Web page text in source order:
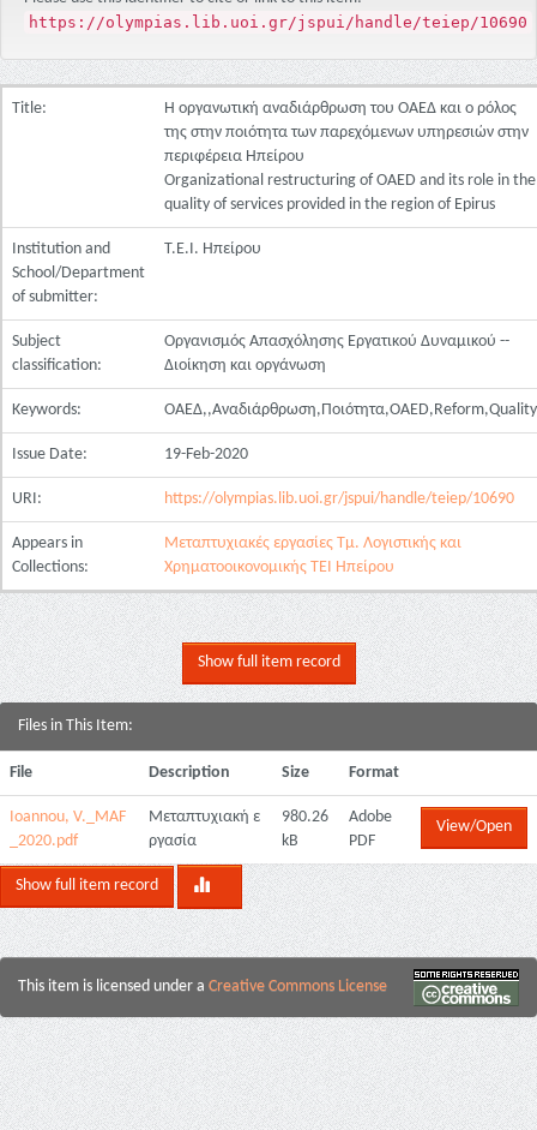
https://olympias.lib.uoi.gr/jspui/handle/teiep/10690
Title:
Η οργανωτική αναδιάρθρωση του ΟΑΕΔ και ο ρόλος
της στην ποιότητα των παρεχόμενων υπηρεσιών στην
περιφέρεια Ηπείρου
Organizational restructuring of OAED and its role in the
quality of services provided in the region of Epirus
Institution and
School/Department
of submitter:
Τ.Ε.Ι. Ηπείρου
Subject
classification:
Οργανισμός Απασχόλησης Εργατικού Δυναμικού --
Διοίκηση και οργάνωση
Keywords: ΟΑΕΔ,,Αναδιάρθρωση,Ποιότητα,OAED,Reform,Quality
Issue Date: 19-Feb-2020
URI: https://olympias.lib.uoi.gr/jspui/handle/teiep/10690
Appears in
Collections:
Μεταπτυχιακές εργασίες Τμ. Λογιστικής και
Χρηματοοικονομικής ΤΕΙ Ηπείρου
Show full item record
Files in This Item:
File Description Size Format
Ioannou, V._MAF
_2020.pdf
Μεταπτυχιακή ε
ργασία
980.26
kB
Adobe
PDF
View/Open
Show full item record
This item is licensed under a Creative Commons License